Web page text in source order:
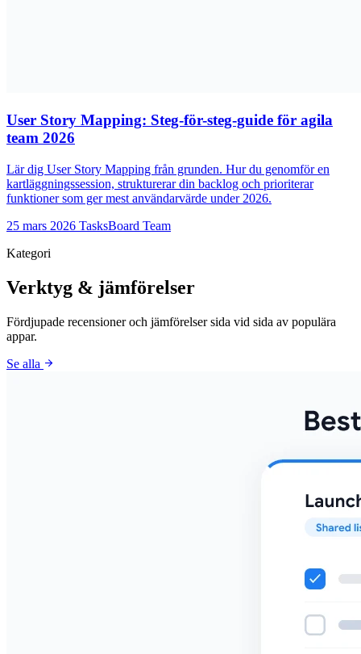
User Story Mapping: Steg-för-steg-guide för agila
team 2026
Lär dig User Story Mapping från grunden. Hur du genomför en
kartläggningssession, strukturerar din backlog och prioriterar
funktioner som ger mest användarvärde under 2026.
25 mars 2026 TasksBoard Team
Kategori
Verktyg & jämförelser
Fördjupade recensioner och jämförelser sida vid sida av populära
appar.
Se alla arrow_forward